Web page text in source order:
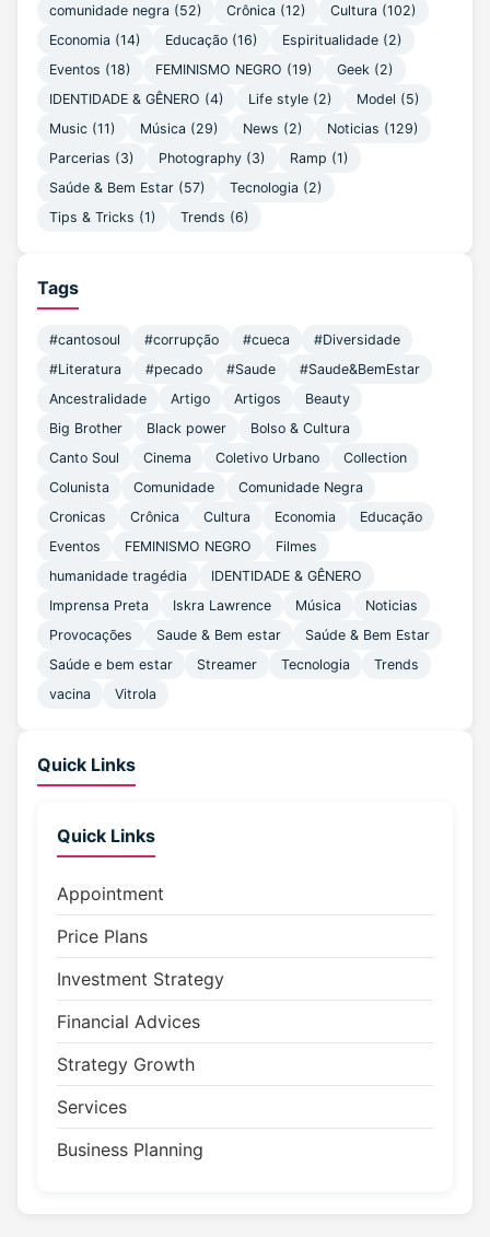
comunidade negra (52) Crônica (12)
Cultura (102)
Economia (14)
Educação (16)
Espiritualidade (2)
Eventos (18)
FEMINISMO NEGRO (19)
Geek (2)
IDENTIDADE & GÊNERO (4)
Life style (2)
Model (5)
Music (11)
Música (29) News (2)
Noticias (129)
Parcerias (3)
Photography (3)
Ramp (1)
Saúde & Bem Estar (57)
Tecnologia (2)
Tips & Tricks (1)
Trends (6)
Tags
#cantosoul #corrupção #cueca
#Diversidade
#Literatura
#pecado #Saude
#Saude&BemEstar
Ancestralidade
Artigo Artigos
Beauty
Big Brother
Black power
Bolso & Cultura
Canto Soul
Cinema Coletivo Urbano
Collection
Colunista
Comunidade
Comunidade Negra
Cronicas
Crônica Cultura Economia
Educação
Eventos
FEMINISMO NEGRO
Filmes
humanidade tragédia
IDENTIDADE & GÊNERO
Imprensa Preta
Iskra Lawrence Música
Noticias
Provocações
Saude & Bem estar
Saúde & Bem Estar
Saúde e bem estar
Streamer Tecnologia
Trends
vacina
Vitrola
Quick Links
Quick Links
Appointment
Price Plans
Investment Strategy
Financial Advices
Strategy Growth
Services
Business Planning